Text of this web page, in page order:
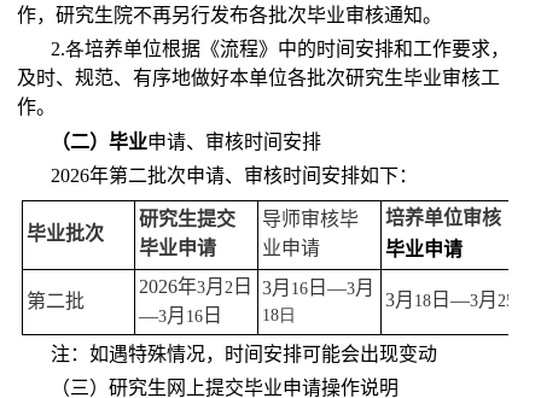
作，研究生院不再另行发布各批次毕业审核通知。
2.各培养单位根据《流程》中的时间安排和工作要求，
及时、规范、有序地做好本单位各批次研究生毕业审核工
作。
（二）毕业申请、审核时间安排
2026年第二批次申请、审核时间安排如下：
毕业批次
研究生提交
毕业申请
导师审核毕
业申请
培养单位审核
毕业申请
第二批
2026年3月 2 日
—3月 16 日
3月 16 日—3月
18日
3月 18 日—3月 25
注：如遇特殊情况，时间安排可能会出现变动
（三）研究生网上提交毕业申请操作说明